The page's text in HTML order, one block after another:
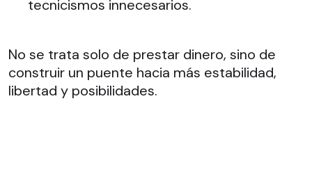
tecnicismos innecesarios.
No se trata solo de prestar dinero, sino de
construir un puente hacia más estabilidad,
libertad y posibilidades.